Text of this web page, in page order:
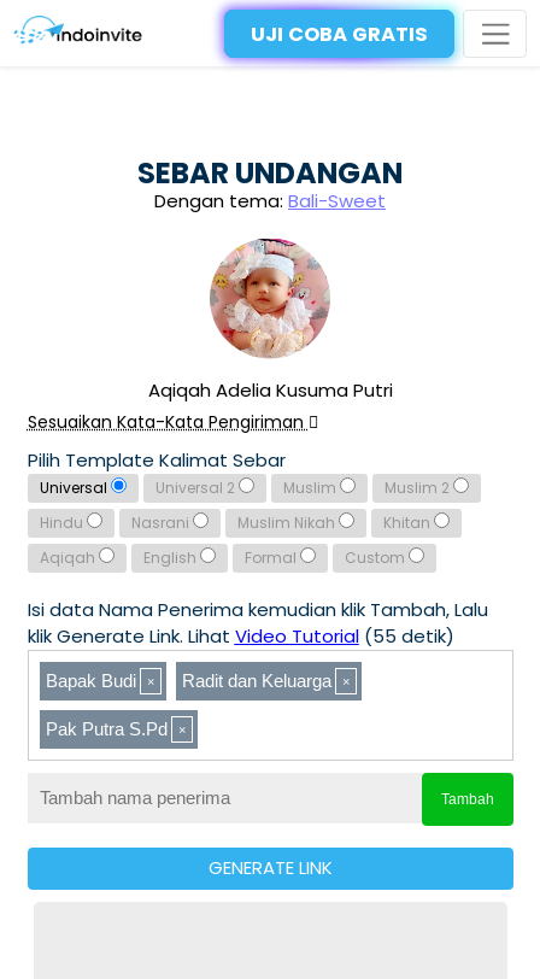
UJI COBA GRATIS
SEBAR UNDANGAN
Dengan tema: Bali-Sweet
Aqiqah Adelia Kusuma Putri
Sesuaikan Kata-Kata Pengiriman
Pilih Template Kalimat Sebar
Universal Universal 2 Muslim
Muslim 2
Hindu
Nasrani Muslim Nikah
Khitan
Aqiqah
English Formal Custom
Isi data Nama Penerima kemudian klik Tambah, Lalu
klik Generate Link. Lihat Video Tutorial(55 detik)
Bapak Budi Radit dan Keluarga
Pak Putra S.Pd
Tambah
GENERATE LINK